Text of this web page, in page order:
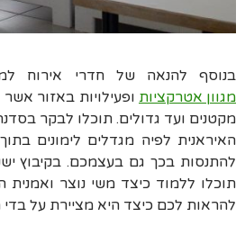
בנוסף להנאה של חדרי אירוח
מגוון אטרקציותופעילויות באזור
מקטנים ועד גדולים. תוכלו לבקר
האיראנית לפיה מגדלים לימונים
להתנסות בכך גם בעצמכם. בקיבוץ
תוכלו ללמוד כיצד משי נוצר ואמנית
להראות לכם כיצד היא מציירת על בדי